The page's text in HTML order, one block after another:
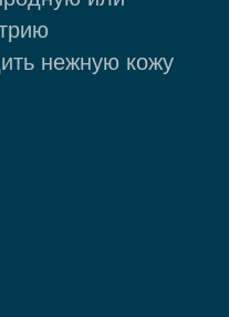
нежную кожу